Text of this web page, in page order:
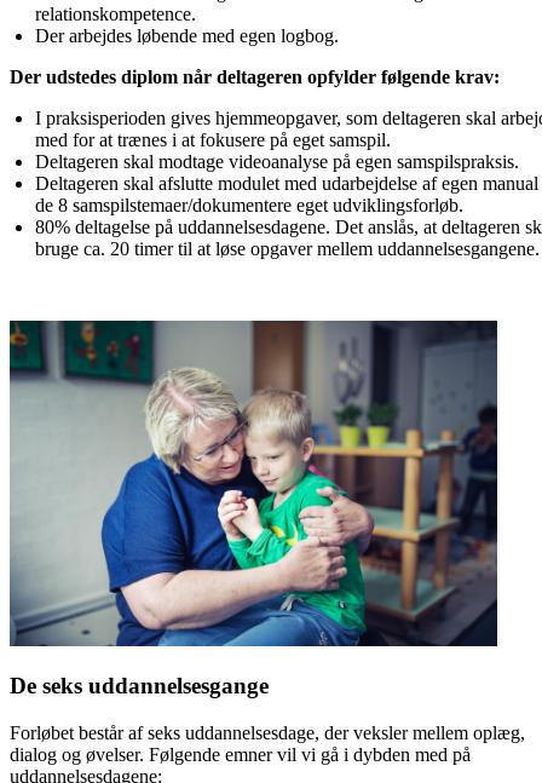
relationskompetence.
Der arbejdes løbende med egen logbog. ​
Der udstedes diplom når deltageren opfylder følgende krav: ​
I praksisperioden gives hjemmeopgaver, som deltageren skal
med for at trænes i at fokusere på eget samspil.
Deltageren skal modtage videoanalyse på egen samspilspraksis.
Deltageren skal afslutte modulet med udarbejdelse af egen manual
de 8 samspilstemaer/dokumentere eget udviklingsforløb.
80% deltagelse på uddannelsesdagene. Det anslås, at deltageren
bruge ca. 20 timer til at løse opgaver mellem
De seks uddannelsesgange
Forløbet består af seks uddannelsesdage, der veksler mellem oplæg,
dialog og øvelser. Følgende emner vil vi gå i dybden med på
uddannelsesdagene: